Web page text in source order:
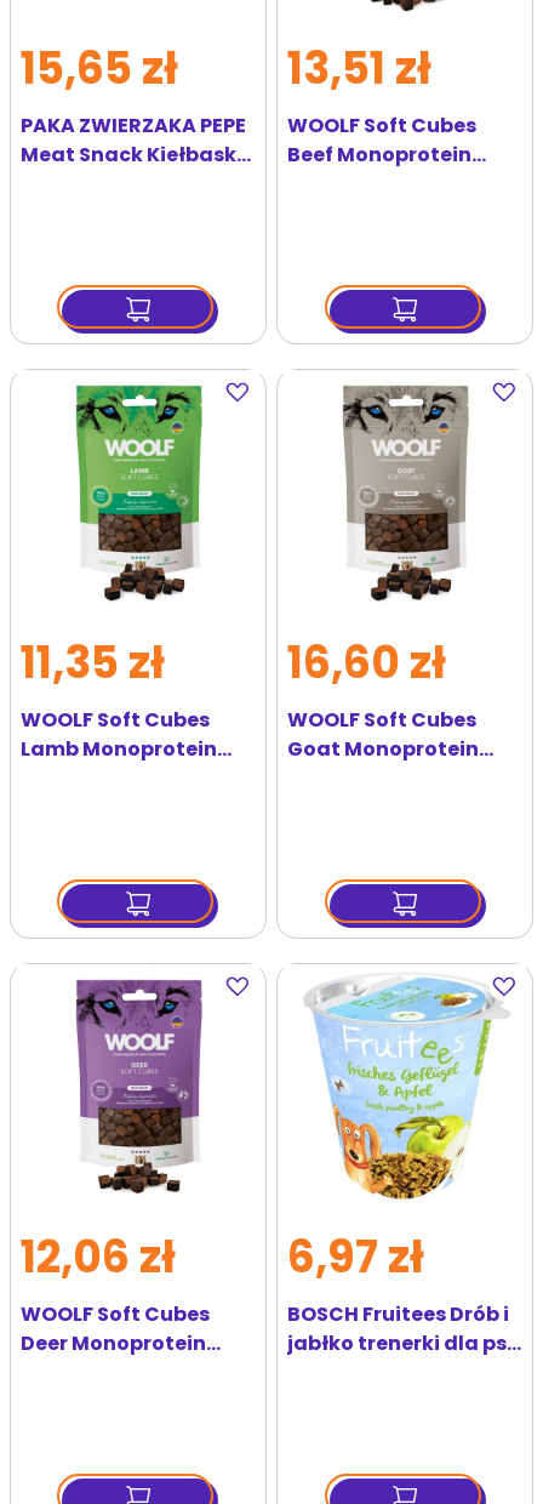
PAKA ZWIERZAKA PEPE
Meat Snack Kiełbaska
15,65 zł
WOOLF Soft Cubes
Beef Monoprotein
13,51 zł
Dodaj
do
WOOLF Soft Cubes
Lamb Monoprotein
11,35 zł
Dodaj
do
WOOLF Soft Cubes
Goat Monoprotein
16,60 zł
Dodaj
do
ulubionych
WOOLF Soft Cubes
Deer Monoprotein
12,06 zł
Dodaj
do
BOSCH Fruitees Drób i
jabłko trenerki dla psa
6,97 zł